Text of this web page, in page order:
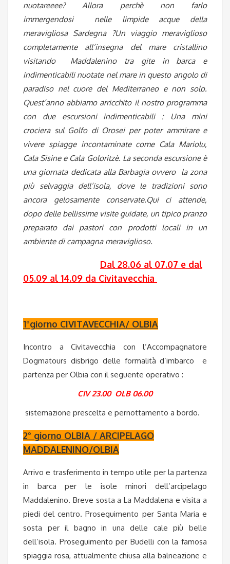
nuotareeee? Allora perchè non farlo
immergendosi nelle limpide acque della
meravigliosa Sardegna ?Un viaggio meraviglioso
completamente all’insegna del mare cristallino
visitando Maddalenino tra gite in barca e
indimenticabili nuotate nel mare in questo angolo di
paradiso nel cuore del Mediterraneo e non solo.
Quest’anno abbiamo arricchito il nostro programma
con due escursioni indimenticabili : Una mini
crociera sul Golfo di Orosei per poter ammirare e
vivere spiagge incontaminate come Cala Mariolu,
Cala Sisine e Cala Goloritzè. La seconda escursione è
una giornata dedicata alla Barbagia ovvero la zona
più selvaggia dell’isola, dove le tradizioni sono
ancora gelosamente conservate.Qui ci attende,
dopo delle bellissime visite guidate, un tipico pranzo
preparato dai pastori con prodotti locali in un
ambiente di campagna meraviglioso.
Dal 28.06 al 07.07 e dal
05.09 al 14.09 da Civitavecchia
1°giorno CIVITAVECCHIA/ OLBIA
Incontro a Civitavecchia con l’Accompagnatore
Dogmatours disbrigo delle formalità d’imbarco e
partenza per Olbia con il seguente operativo :
CIV 23.00 OLB 06.00
sistemazione prescelta e pernottamento a bordo.
2° giorno OLBIA / ARCIPELAGO
MADDALENINO/OLBIA
Arrivo e trasferimento in tempo utile per la partenza
in barca per le isole minori dell’arcipelago
Maddalenino. Breve sosta a La Maddalena e visita a
piedi del centro. Proseguimento per Santa Maria e
sosta per il bagno in una delle cale più belle
dell’isola. Proseguimento per Budelli con la famosa
spiaggia rosa, attualmente chiusa alla balneazione e